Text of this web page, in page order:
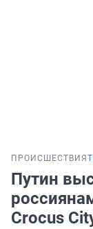
ПРОИСШЕСТВИЯ
Путин
Crocus